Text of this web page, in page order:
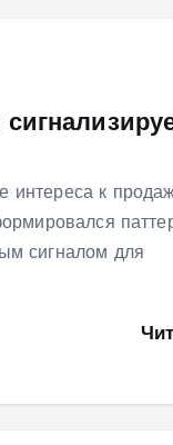
интереса к
сигналом для